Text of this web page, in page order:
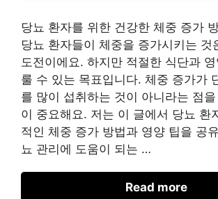
당뇨 환자를 위한 건강한 체중 증가
당뇨 환자들이 체중을 증가시키는 것
도전이에요. 하지만 적절한 식단과
룰 수 있는 목표입니다. 체중 증가가
를 많이 섭취하는 것이 아니라는 점
이 중요해요. 저는 이 글에서 당뇨 환
적인 체중 증가 방법과 영양 팁을 공
뇨 관리에 도움이 되는 …
Read more